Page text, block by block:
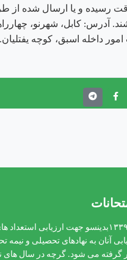
رسیده و یا ارسال‌ شده از
آدرس: کابل، شهرنو،
داخله اسبق، کوچه یفتلیان.
امتحان کانکور از سال ۱۳۳۹بدینسو جهت ارزیابی
آنان به نهادهای تحصیلی و نیمه
گرفته می شود. گرچه در سال های